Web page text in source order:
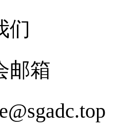
箱
sgadc.top